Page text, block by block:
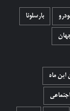
بارسلونا
این ماه